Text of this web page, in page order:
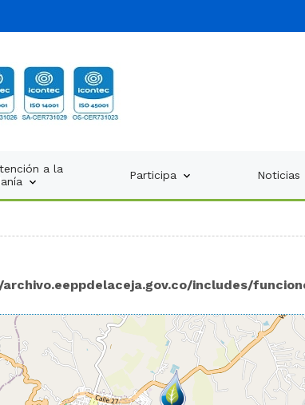
a la
Participa Noticias
includes/